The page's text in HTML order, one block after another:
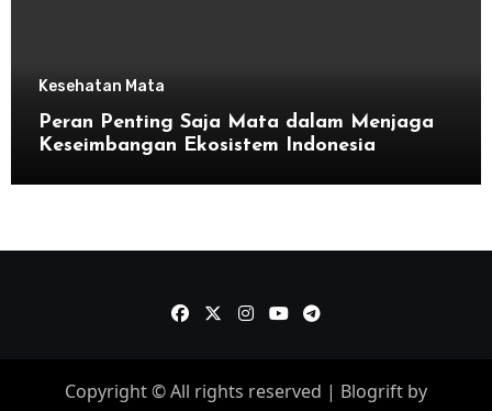
Kesehatan Mata
Peran Penting Saja Mata dalam Menjaga
Keseimbangan Ekosistem Indonesia
Copyright © All rights reserved | Blogrift by